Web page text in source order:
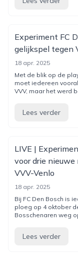
Experiment FC
gelijkspel tegen
18 apr. 2025
Met de blik op de
moet iedereen
VVV, maar het werd
Lees verder
LIVE |
voor drie
VVV-Venlo
18 apr. 2025
Bij FC Den Bosch is
ploeg op 4 oktober
Bosschenaren weg
Lees verder